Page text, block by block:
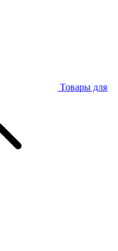
Товары для